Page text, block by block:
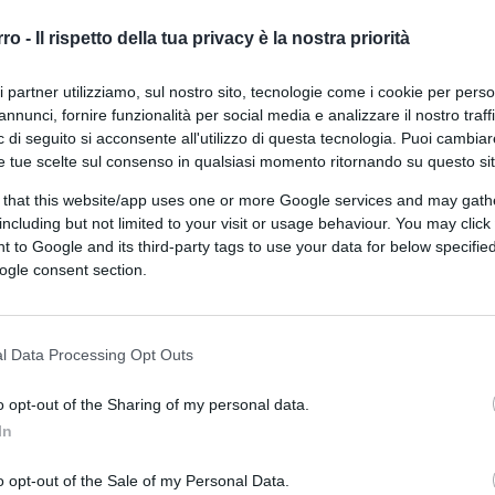
- Il rispetto della tua privacy è la nostra priorità
partner utilizziamo, sul nostro sito, tecnologie come i cookie per
fornire funzionalità per social media e analizzare il nostro
di seguito si acconsente all'utilizzo di questa tecnologia. Puoi
tue scelte sul consenso in qualsiasi momento ritornando su questo
that this website/app uses one or more Google services and may
but not limited to your visit or usage behaviour. You may
to Google and its third-party tags to use your data for below
consent section.
Data Processing Opt Outs
opt-out of the Sharing of my personal data.
opt-out of the Sale of my Personal Data.
là dove possibile, imposto come stile di
e coinvolge ideologie politiche, dottrine
“Una logica simile anima il dibattito
e quelli austeri[…]. Questa è una
dall’epoca delle guerre tra Atene e
e proseguita lungo il corso dei
esempio, si schierarono per il lusso
alla Fénelon; incerti rimasero gli
,Dov’è la scienza nell’economia
alla gran parte della popolazione di